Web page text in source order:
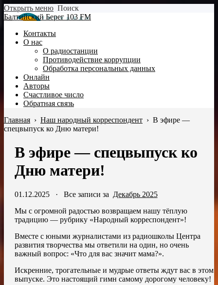
Открыть меню Поиск
Балтийский Берег 103 FM
Контакты
О нас
О радиостанции
Противодействие коррупции
Обработка персональных данных
Онлайн
Авторы
Счастливое число
Обратная связь
Главная › Наш народный корреспондент › В эфире —
спецвыпуск ко Дню матери! ️️
В эфире — спецвыпуск ко
Дню матери! ️️
01.12.2025· Все записи за Декабрь 2025
Мы с огромной радостью возвращаем нашу тёплую
традицию — рубрику «Народный корреспондент»!
Вместе с юными журналистами из радиошколы Центра
развития творчества мы ответили на один, но очень
важный вопрос: «Что для вас значит мама?».
Искренние, трогательные и мудрые ответы ждут вас в этом
выпуске. Это настоящий гимн самому дорогому человеку!